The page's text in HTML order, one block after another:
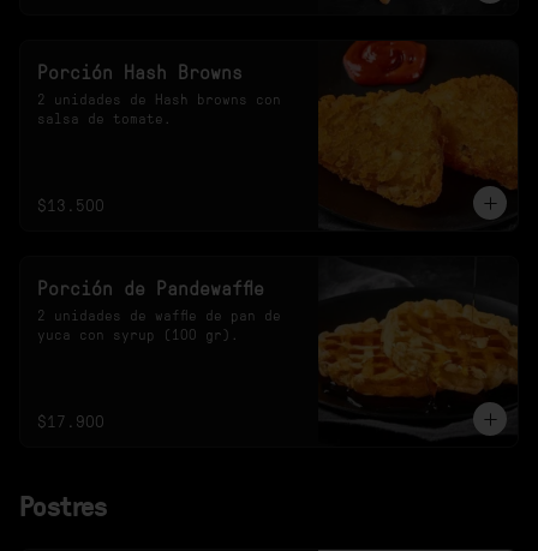
Porción Hash Browns
2 unidades de Hash browns con
salsa de tomate.
$13.500
Porción de Pandewaffle
2 unidades de waffle de pan de
yuca con syrup (100 gr).
$17.900
Postres